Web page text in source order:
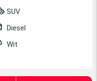
SUV
Diesel
Wit